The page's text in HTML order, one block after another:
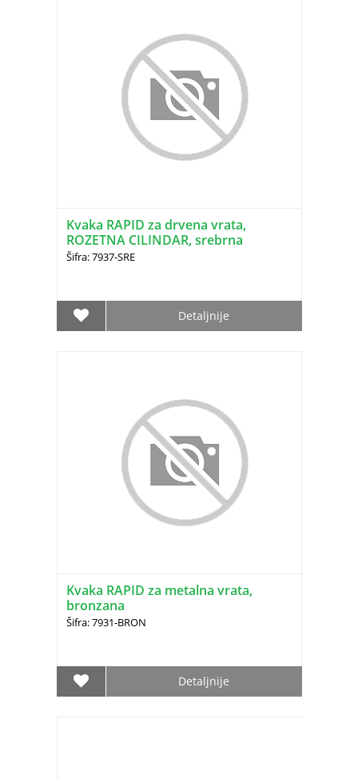
Kvaka RAPID za drvena vrata,
ROZETNA CILINDAR, srebrna
Šifra: 7937-SRE
Detaljnije
Kvaka RAPID za metalna vrata,
bronzana
Šifra: 7931-BRON
Detaljnije